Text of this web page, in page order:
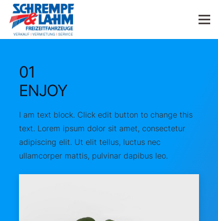
01
ENJOY
I am text block. Click edit button to change this
text. Lorem ipsum dolor sit amet, consectetur
adipiscing elit. Ut elit tellus, luctus nec
ullamcorper mattis, pulvinar dapibus leo.